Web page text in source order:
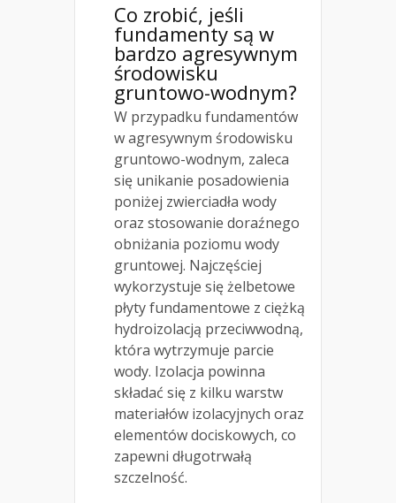
Co zrobić, jeśli
fundamenty są w
bardzo agresywnym
środowisku
gruntowo-wodnym?
W przypadku fundamentów
w agresywnym środowisku
gruntowo-wodnym, zaleca
się unikanie posadowienia
poniżej zwierciadła wody
oraz stosowanie doraźnego
obniżania poziomu wody
gruntowej. Najczęściej
wykorzystuje się żelbetowe
płyty fundamentowe z ciężką
hydroizolacją przeciwwodną,
która wytrzymuje parcie
wody. Izolacja powinna
składać się z kilku warstw
materiałów izolacyjnych oraz
elementów dociskowych, co
zapewni długotrwałą
szczelność.